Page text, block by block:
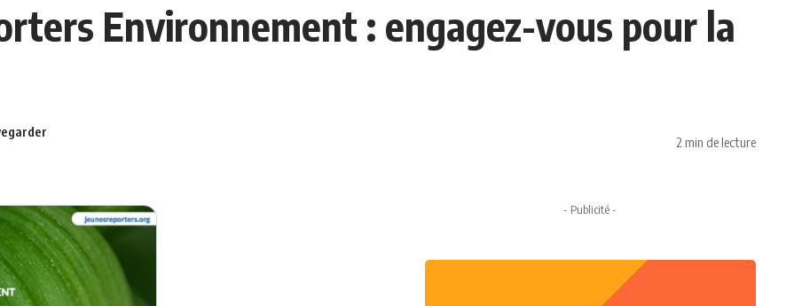
Environnement : engagez-vous pour la
2 min de lecture
- Publicité -